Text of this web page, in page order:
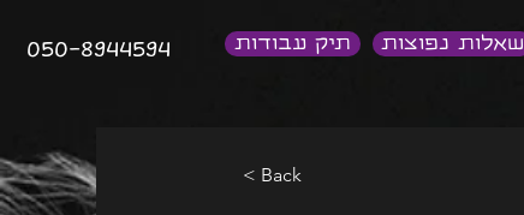
050-8944594 תיק עבודות שאלות נפוצות
< Back